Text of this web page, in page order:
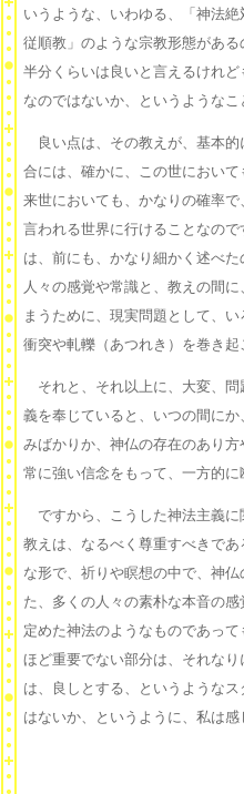
いうような、いわゆる、「神法
従順教」のような宗教形態があ
半分くらいは良いと言えるけれ
なのではないか、というようなこ
良い点は、その教えが、基本的
合には、確かに、この世において
来世においても、かなりの確率
言われる世界に行けることなの
は、前にも、かなり細かく述べ
人々の感覚や常識と、教えの間
まうために、現実問題として、
衝突や軋轢（あつれき）を巻き起
それと、それ以上に、大変、問
義を奉じていると、いつの間に
みばかりか、神仏の存在のあり
常に強い信念をもって、一方的に
ですから、こうした神法主義に
教えは、なるべく尊重すべきで
な形で、祈りや瞑想の中で、神
た、多くの人々の素朴な本音の
定めた神法のようなものであっ
ほど重要でない部分は、それな
は、良しとする、というような
はないか、というように、私は感